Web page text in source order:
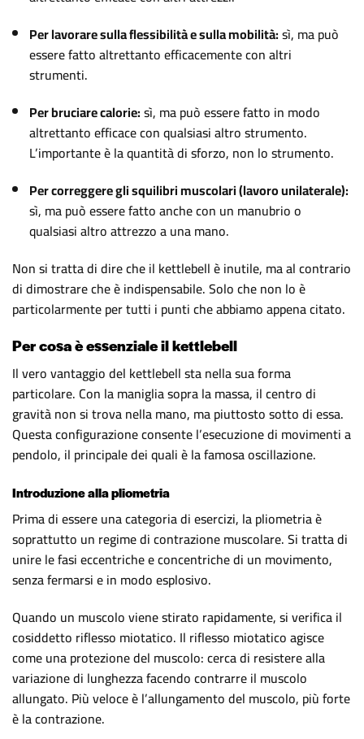
Per lavorare sulla flessibilità e sulla mobilità:sì, ma può
essere fatto altrettanto efficacemente con altri
strumenti.
Per bruciare calorie:sì, ma può essere fatto in modo
altrettanto efficace con qualsiasi altro strumento.
L’importante è la quantità di sforzo, non lo strumento.
Per correggere gli squilibri muscolari (lavoro unilaterale):
sì, ma può essere fatto anche con un manubrio o
qualsiasi altro attrezzo a una mano.
Non si tratta di dire che il kettlebell è inutile, ma al contrario
di dimostrare che è indispensabile. Solo che non lo è
particolarmente per tutti i punti che abbiamo appena citato.
Per cosa è essenziale il kettlebell
Il vero vantaggio del kettlebell sta nella sua forma
particolare. Con la maniglia sopra la massa, il centro di
gravità non si trova nella mano, ma piuttosto sotto di essa.
Questa configurazione consente l’esecuzione di movimenti a
pendolo, il principale dei quali è la famosa oscillazione.
Introduzione alla pliometria
Prima di essere una categoria di esercizi, la pliometria è
soprattutto un regime di contrazione muscolare. Si tratta di
unire le fasi eccentriche e concentriche di un movimento,
senza fermarsi e in modo esplosivo.
Quando un muscolo viene stirato rapidamente, si verifica il
cosiddetto riflesso miotatico. Il riflesso miotatico agisce
come una protezione del muscolo: cerca di resistere alla
variazione di lunghezza facendo contrarre il muscolo
allungato. Più veloce è l’allungamento del muscolo, più forte
è la contrazione.